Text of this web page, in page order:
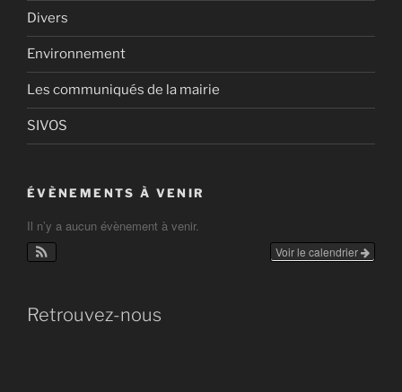
Divers
Environnement
Les communiqués de la mairie
SIVOS
ÉVÈNEMENTS À VENIR
Il n’y a aucun évènement à venir.
Voir le calendrier
Retrouvez-nous